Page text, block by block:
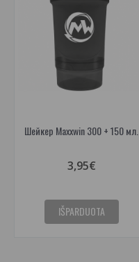
Шейкер Maxxwin 300 + 150 мл.
3,95€
IŠPARDUOTA